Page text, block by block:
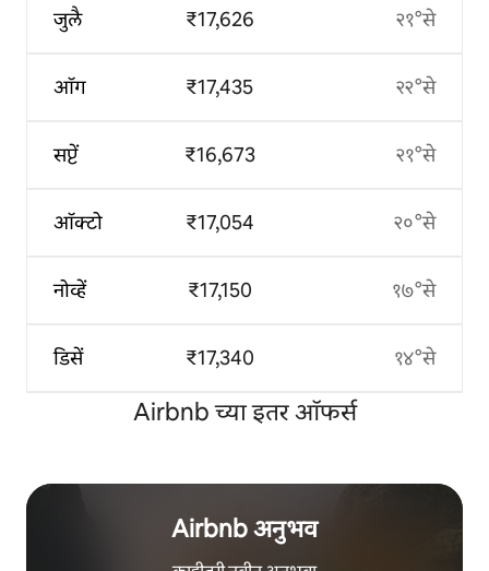
जुलै
ऑग
सप्टें
ऑक्टो
नोव्हें
डिसें
₹17,626
₹17,435
₹16,673
₹17,054
₹17,150
₹17,340
२१°से
२२°से
२१°से
२०°से
१७°से
१४°से
Airbnb च्या इतर ऑफर्स
Airbnb अनुभव